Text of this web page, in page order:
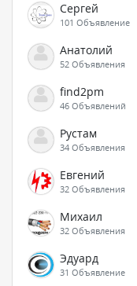
Сергей
101 Объявление
Анатолий
52 Объявления
find2pm
46 Объявлений
Рустам
34 Объявления
Евгений
32 Объявления
Михаил
32 Объявления
Эдуард
31 Объявление